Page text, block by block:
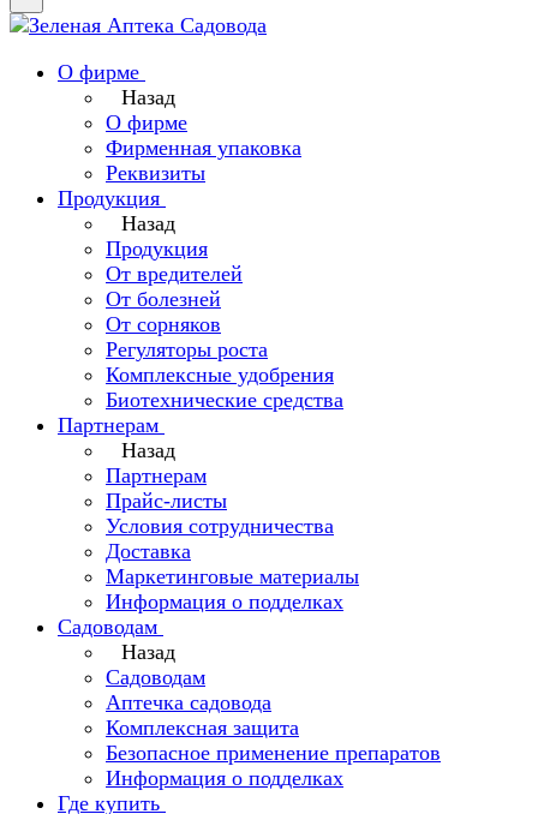
О фирме
Назад
О фирме
Фирменная упаковка
Реквизиты
Продукция
Назад
Продукция
От вредителей
От болезней
От сорняков
Регуляторы роста
Комплексные удобрения
Биотехнические средства
Партнерам
Назад
Партнерам
Прайс-листы
Условия сотрудничества
Доставка
Маркетинговые материалы
Информация о подделках
Садоводам
Назад
Садоводам
Аптечка садовода
Комплексная защита
Безопасное применение препаратов
Информация о подделках
Где купить